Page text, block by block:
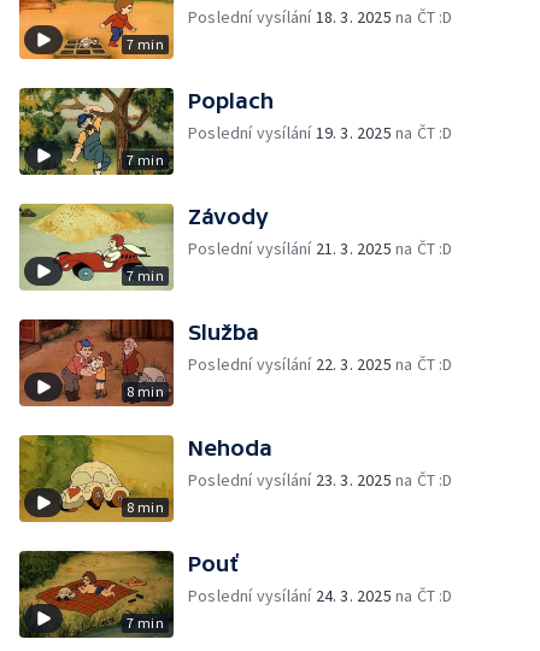
7 min
Poslední vysílání18. 3. 2025 na ČT :D
7 min
Poplach
Poslední vysílání19. 3. 2025 na ČT :D
7 min
Závody
Poslední vysílání 21. 3. 2025 na ČT :D
8 min
Služba
Poslední vysílání 22. 3. 2025 na ČT :D
8 min
Nehoda
Poslední vysílání 23. 3. 2025 na ČT :D
7 min
Pouť
Poslední vysílání 24. 3. 2025 na ČT :D